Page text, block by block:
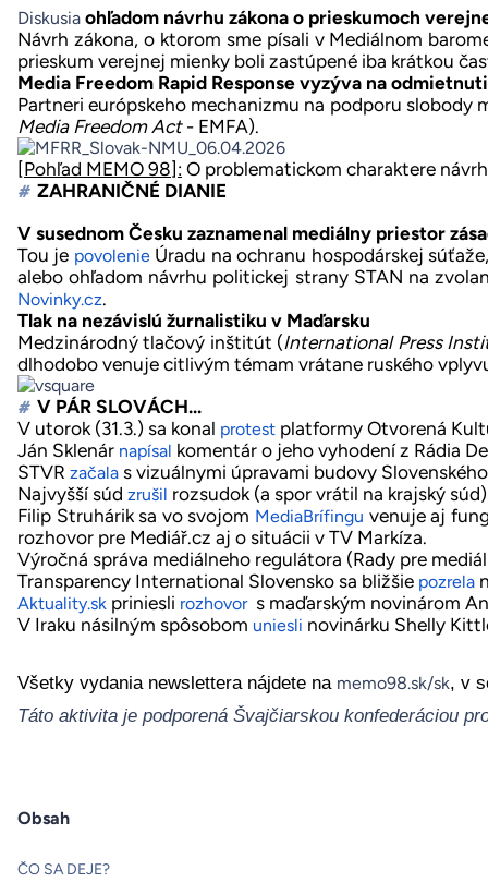
Diskusia ohľadom návrhu zákona o prieskumoch
Návrh zákona, o ktorom sme písali v Mediálnom
prieskum verejnej mienky boli zastúpené iba krátkou
Media Freedom Rapid Response vyzýva na
Partneri európskeho mechanizmu na podporu slobody
Media Freedom Act- EMFA).
[Pohľad MEMO 98]: O problematickom charaktere
# ZAHRANIČNÉ DIANIE
V susednom Česku zaznamenal mediálny priestor
Tou je povolenieÚradu na ochranu hospodárskej
alebo ohľadom návrhu politickej strany STAN na
Novinky.cz.
Tlak na nezávislú žurnalistiku v Maďarsku
Medzinárodný tlačový inštitút (International Press
dlhodobo venuje citlivým témam vrátane ruského
# V PÁR SLOVÁCH…
V utorok (31.3.) sa konal protest platformy Otvorená
Ján Sklenár napísal komentár o jeho vyhodení z Rádia
STVR začala s vizuálnymi úpravami budovy
Najvyšší súd zrušil rozsudok (a spor vrátil na krajský
Filip Struhárik sa vo svojom MediaBrífingu venuje aj
rozhovor pre Mediář.cz aj o situácii v TV Markíza.
Výročná správa mediálneho regulátora (Rady pre
Transparency International Slovensko sa bližšie pozrela
Aktuality.sk priniesli rozhovors maďarským novinárom
V Iraku násilným spôsobom uniesli novinárku Shelly
Všetky vydania newslettera nájdete na memo98.sk/sk, v
Táto aktivita je podporená Švajčiarskou konfederáciou
Obsah
ČO SA DEJE?